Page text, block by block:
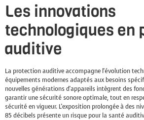
Les innovations
technologiques en
auditive
La protection auditive accompagne l'évolution
équipements modernes adaptés aux besoins
nouvelles générations d'appareils intègrent des
garantir une sécurité sonore optimale, tout en
sécurité en vigueur. L'exposition prolongée à des
85 décibels présente un risque pour la santé